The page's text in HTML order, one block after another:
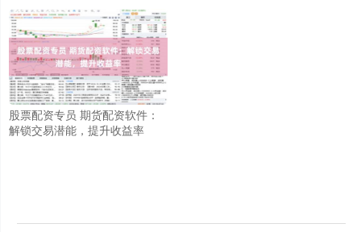
股票配资专员 期货配资软件：
解锁交易潜能，提升收益率